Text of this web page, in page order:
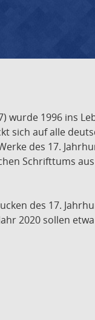
wurde 1996 ins
sich auf alle
des 17.
Schrifttums
des 17.
2020 sollen